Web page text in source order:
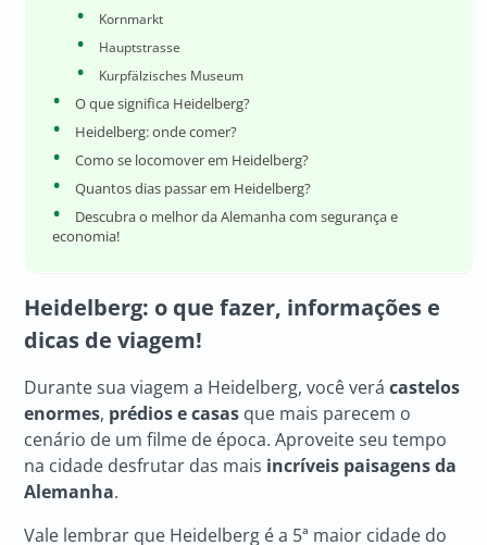
Kornmarkt
Hauptstrasse
Kurpfälzisches Museum
O que significa Heidelberg?
Heidelberg: onde comer?
Como se locomover em Heidelberg?
Quantos dias passar em Heidelberg?
Descubra o melhor da Alemanha com segurança e
economia!
Heidelberg: o que fazer, informações e
dicas de viagem!
Durante sua viagem a Heidelberg, você verácastelos
enormes, prédios e casas que mais parecem o
cenário de um filme de época. Aproveite seu tempo
na cidade desfrutar das mais incríveis paisagens da
Alemanha.
Vale lembrar que Heidelberg é a 5ª maior cidade do